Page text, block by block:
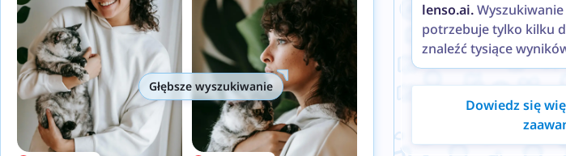
Głębsze wyszukiwanie
lenso.ai.
potrzebuje tylko kilku
znaleźć tysiące
Dowiedz się